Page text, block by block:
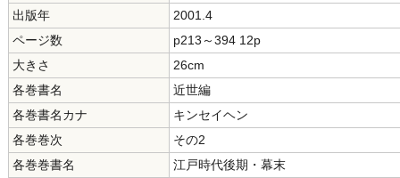
出版年
2001.4
ページ数
p213～394 12p
大きさ
26cm
各巻書名
近世編
各巻書名カナ
キンセイヘン
各巻巻次
その2
各巻巻書名
江戸時代後期・幕末